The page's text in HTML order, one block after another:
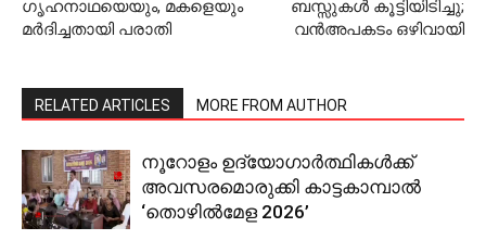
ഗൃഹനാഥയെയും, മകളെയും
മര്‍ദിച്ചതായി പരാതി
ബസ്സുകള്‍ കൂട്ടിയിടിച്ചു;
വന്‍അപകടം ഒഴിവായി
RELATED ARTICLES MORE FROM AUTHOR
നൂറോളം ഉദ്യോഗാര്‍ത്ഥികള്‍ക്ക്
അവസരമൊരുക്കി കാട്ടകാമ്പാല്‍
‘തൊഴില്‍മേള 2026’